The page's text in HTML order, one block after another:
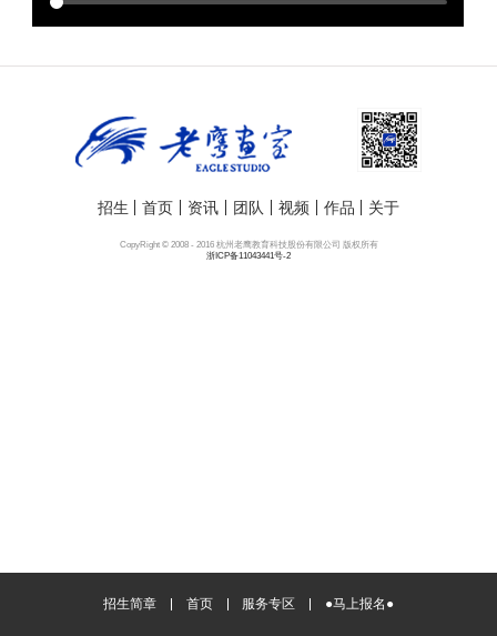
招生 首页 资讯 团队 视频 作品 关于
CopyRight © 2008 - 2016 杭州老鹰教育科技股份有限公司 版权所有
浙ICP备11043441号-2
招生简章 首页 服务专区 ●马上报名●